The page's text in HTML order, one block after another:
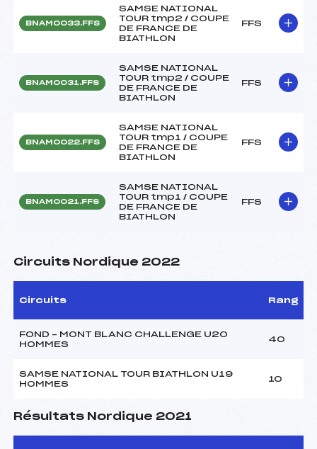
BNAM0033.FFS
SAMSE NATIONAL
TOUR tmp2 / COUPE
DE FRANCE DE
BIATHLON
FFS
BNAM0031.FFS
SAMSE NATIONAL
TOUR tmp2 / COUPE
DE FRANCE DE
BIATHLON
FFS
BNAM0022.FFS
SAMSE NATIONAL
TOUR tmp1 / COUPE
DE FRANCE DE
BIATHLON
FFS
BNAM0021.FFS
SAMSE NATIONAL
TOUR tmp1 / COUPE
DE FRANCE DE
BIATHLON
FFS
Circuits Nordique 2022
Circuits Rang
FOND – MONT BLANC CHALLENGE U20
HOMMES
40
SAMSE NATIONAL TOUR BIATHLON U19
HOMMES
10
Résultats Nordique 2021